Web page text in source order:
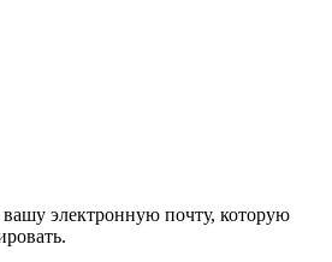
электронную почту, которую